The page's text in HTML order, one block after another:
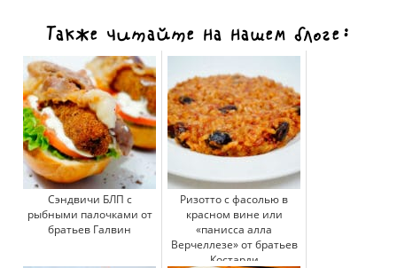
Также читайте на нашем блоге:
Сэндвичи БЛП с
рыбными палочками от
братьев Галвин
Ризотто с фасолью в
красном вине или
«панисса алла
Верчеллезе» от братьев
Костарди